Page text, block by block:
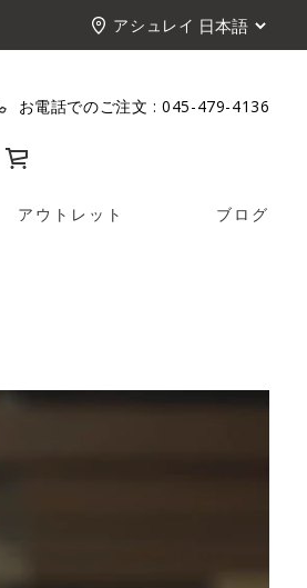
アシュレイ
お電話でのご注文 :045-479-4136
カート
アウトレット ブログ